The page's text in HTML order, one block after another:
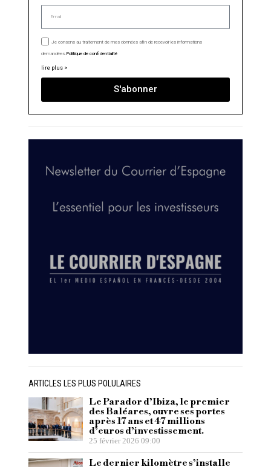
Je consens au traitement de mes données afin de recevoir les informations
demandées. Politique de confidentialité
lire plus >
S'abonner
ARTICLES LES PLUS POLULAIRES
Le Parador d’Ibiza, le premier
des Baléares, ouvre ses portes
après 17 ans et 47 millions
d’euros d’investissement.
25 février 2026 09:00
Le dernier kilomètre s’installe